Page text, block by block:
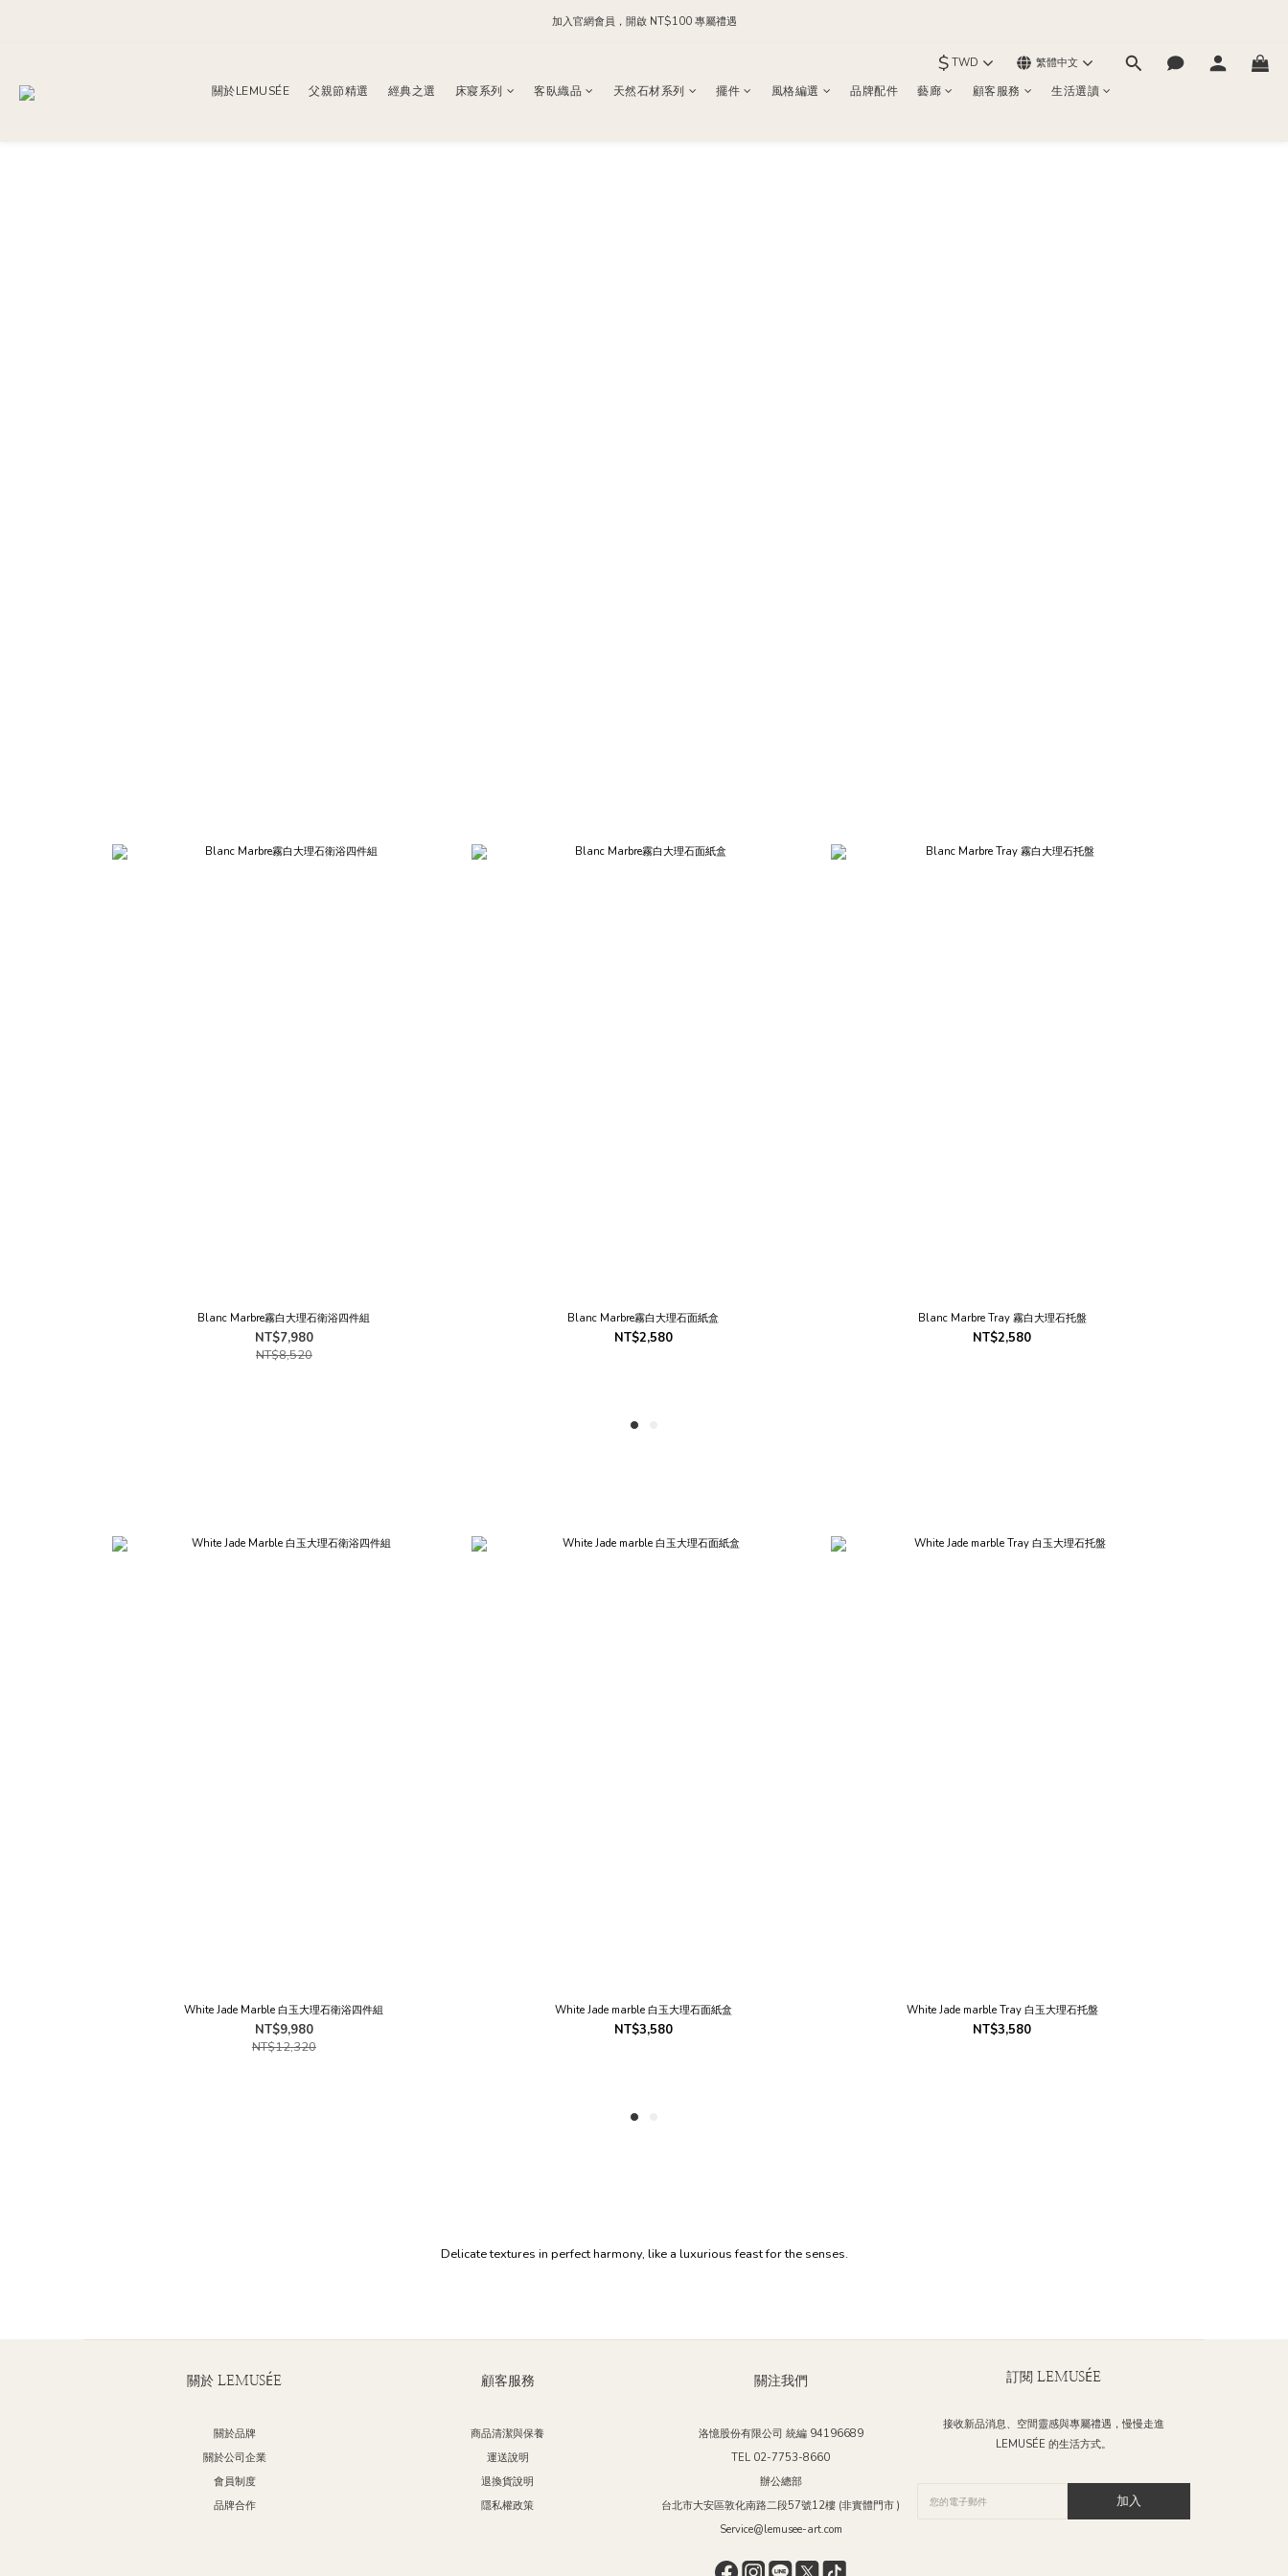
每日 24:00 前下單，現貨商品隔日出貨
加入官網會員，開啟 NT$100 專屬禮遇
$ TWD 繁體中文
關於LEMUSÉE 父親節精選 經典之選 床寢系列 客臥織品 天然石材系列 擺件 風格編選 品牌配件 藝廊 顧客服務 生活選讀
Blanc Marbre霧白大理石衛浴四件組
NT$7,980
NT$8,520
Blanc Marbre霧白大理石面紙盒
NT$2,580
Blanc Marbre Tray 霧白大理石托盤
NT$2,580
White Jade Marble 白玉大理石衛浴四件組
NT$9,980
NT$12,320
White Jade marble 白玉大理石面紙盒
NT$3,580
White Jade marble Tray 白玉大理石托盤
NT$3,580
Delicate textures in perfect harmony, like a luxurious feast for the senses.
關於 LEMUSÉE
關於品牌
關於公司企業
會員制度
品牌合作
顧客服務
商品清潔與保養
運送說明
退換貨說明
隱私權政策
關注我們
洛憶股份有限公司 統編 94196689
TEL 02-7753-8660
辦公總部
台北市大安區敦化南路二段57號12樓 (非實體門市 )
Service@lemusee-art.com
訂閱 LEMUSÉE
接收新品消息、空間靈感與專屬禮遇，慢慢走進
LEMUSÉE 的生活方式。
加入